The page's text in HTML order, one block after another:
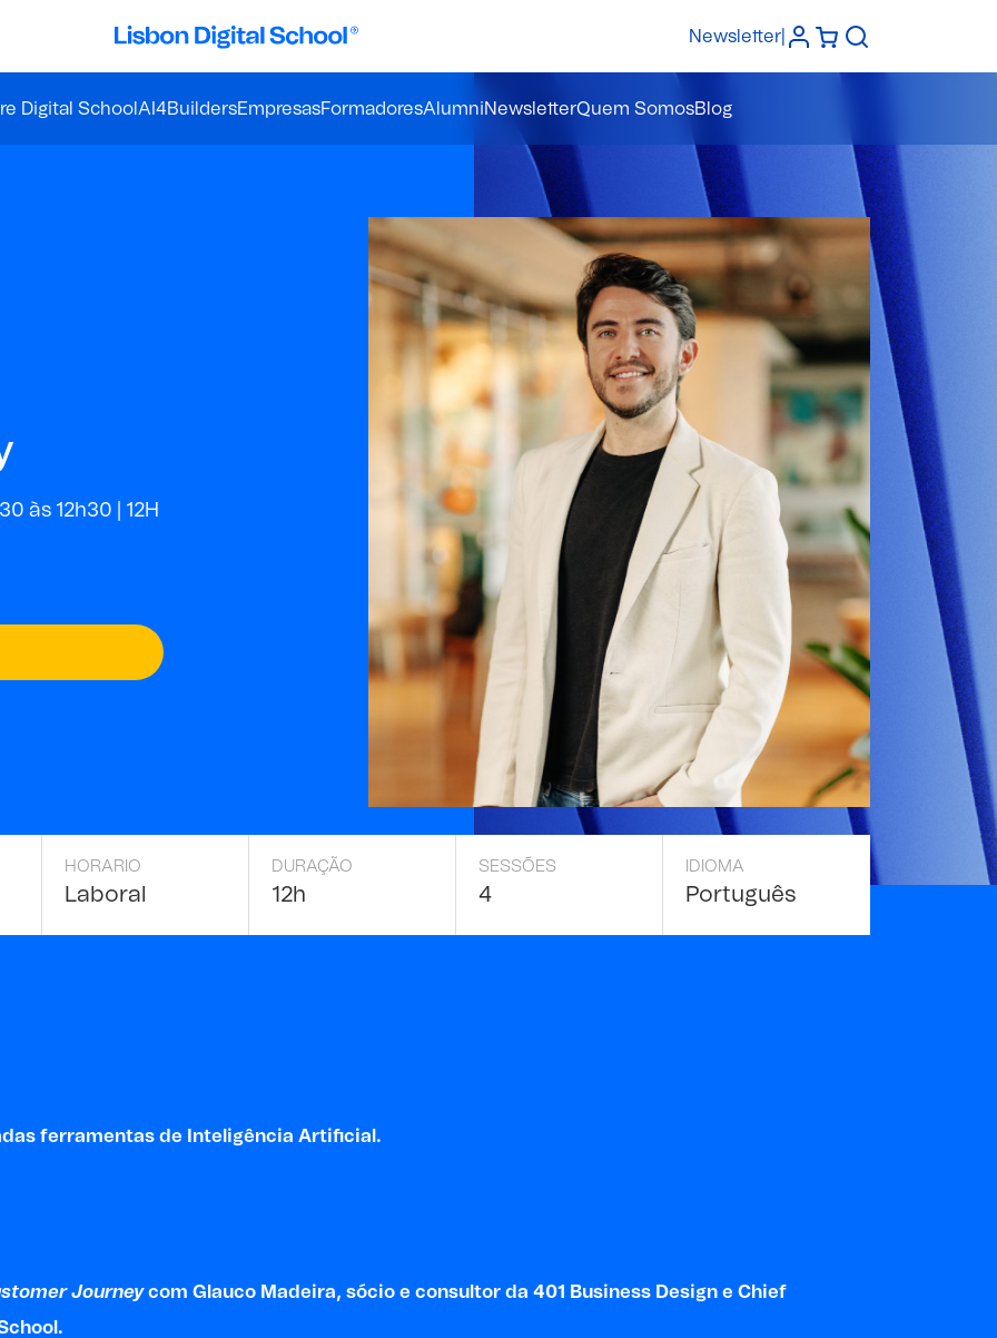
Newsletter
Digital School AI4BuildersEmpresasFormadoresAlumniNewsletterQuem SomosBlog
às 12h30 | 12H
HORARIO
Laboral
DURAÇÃO
12h
SESSÕES
4
IDIOMA
Português
ferramentas de Inteligência Artificial.
Journeycom Glauco Madeira, sócio e consultor da 401 Business Design e Chief